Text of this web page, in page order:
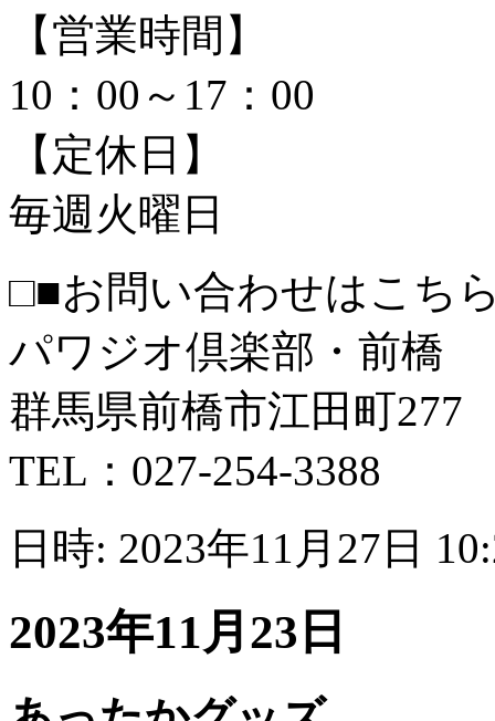
【営業時間】
10：00～17：00
【定休日】
毎週火曜日
□■お問い合わせはこち
パワジオ倶楽部・前橋
群馬県前橋市江田町277
TEL：027-254-3388
日時: 2023年11月27日
2023年11月23日